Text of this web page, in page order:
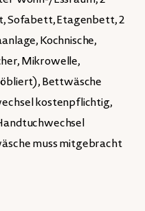
Sofabett, Etagenbett, 2
Kochnische,
Mikrowelle,
Bettwäsche
kostenpflichtig,
muss mitgebracht